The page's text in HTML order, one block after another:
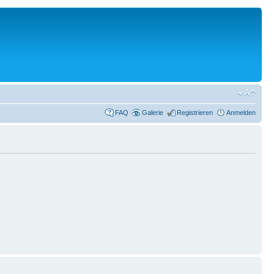
FAQ Galerie Registrieren Anmelden